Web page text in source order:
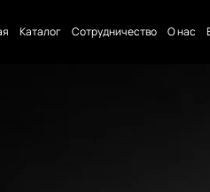
Каталог Сотрудничество О нас